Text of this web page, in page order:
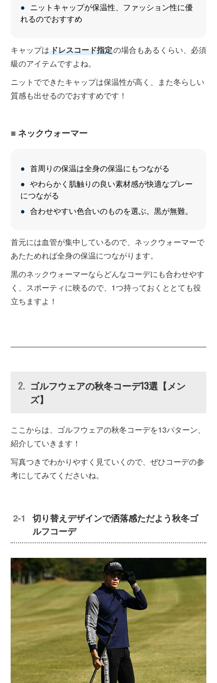
ニットキャップが保温性、ファッション性に優
れるのでおすすめ
キャップはドレスコード指定の場合もあるくらい、必須
級のアイテムですよね。
ニットでできたキャップは保温性が高く、また冬らしい
質感も出せるのでおすすめです！
ネックウォーマー
首周りの保温は全身の保温にもつながる
やわらかく肌触りの良い素材感が快適なプレー
につながる
合わせやすい色合いのものを選ぶ。黒が無難。
首元には血管が集中しているので、ネックウォーマーで
あたためれば全身の保温につながります。
黒のネックウォーマーならどんなコーデにも合わせやす
く、スポーティに映るので、1つ持っておくととても役
立ちますよ！
ゴルフウェアの秋冬コーデ13選【メン
ズ】
ここからは、ゴルフウェアの秋冬コーデを13パターン、
紹介していきます！
写真つきでわかりやすく見ていくので、ぜひコーデの参
考にしてみてくださいね。
切り替えデザインで洒落感ただよう秋冬ゴ
ルフコーデ